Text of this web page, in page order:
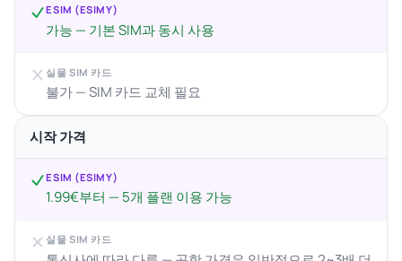
ESIM (ESIMY)
가능 — 기본 SIM과 동시 사용
실물 SIM 카드
불가 — SIM 카드 교체 필요
시작 가격
ESIM (ESIMY)
1.99€부터 — 5개 플랜 이용 가능
실물 SIM 카드